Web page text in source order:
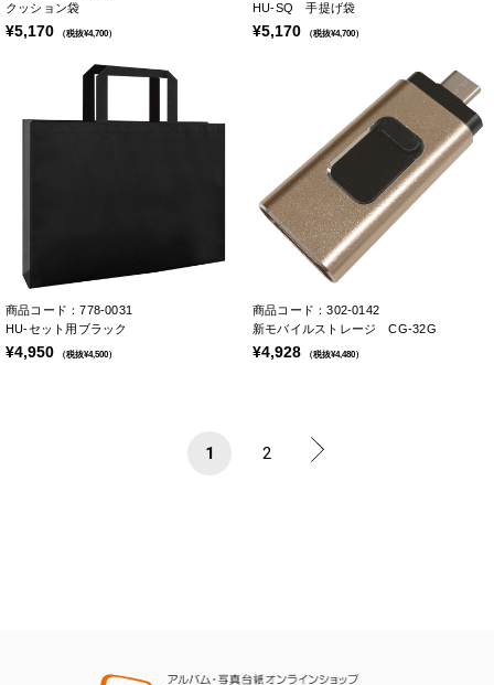
クッション袋
¥5,170 （税抜¥4,700）
HU-SQ 手提げ袋
¥5,170 （税抜¥4,700）
商品コード：778-0031
HU-セット用ブラック
¥4,950 （税抜¥4,500）
商品コード：302-0142
新モバイルストレージ CG-32G
¥4,928 （税抜¥4,480）
1 2